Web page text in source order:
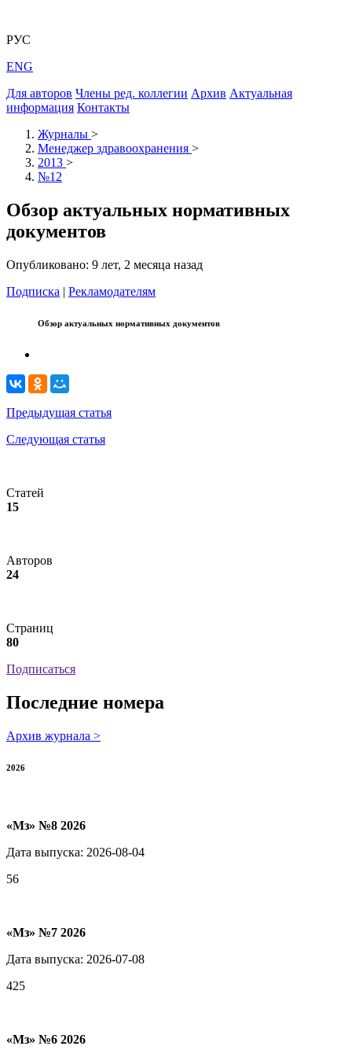
РУС
ENG
Для авторов Члены ред. коллегии Архив Актуальная
информация Контакты
Журналы >
Менеджер здравоохранения >
2013 >
№12
Обзор актуальных нормативных
документов
Опубликовано: 9 лет, 2 месяца назад
Подписка | Рекламодателям
Обзор актуальных нормативных документов
Предыдущая статья
Следующая статья
Статей
15
Авторов
24
Страниц
80
Подписаться
Последние номера
Архив журнала >
2026
«Мз» №8 2026
Дата выпуска: 2026-08-04
56
«Мз» №7 2026
Дата выпуска: 2026-07-08
425
«Мз» №6 2026